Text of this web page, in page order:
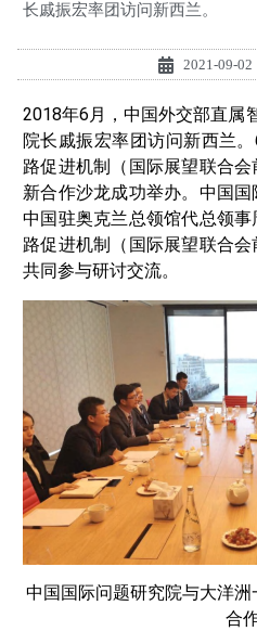
长戚振宏率团访问新西兰。
2021-09-02
2018年6月，中国外交部直
院长戚振宏率团访问新西兰
路促进机制（国际展望联合
新合作沙龙成功举办。中国国
中国驻奥克兰总领馆代总领
路促进机制（国际展望联合
共同参与研讨交流。
中国国际问题研究院与大洋
合